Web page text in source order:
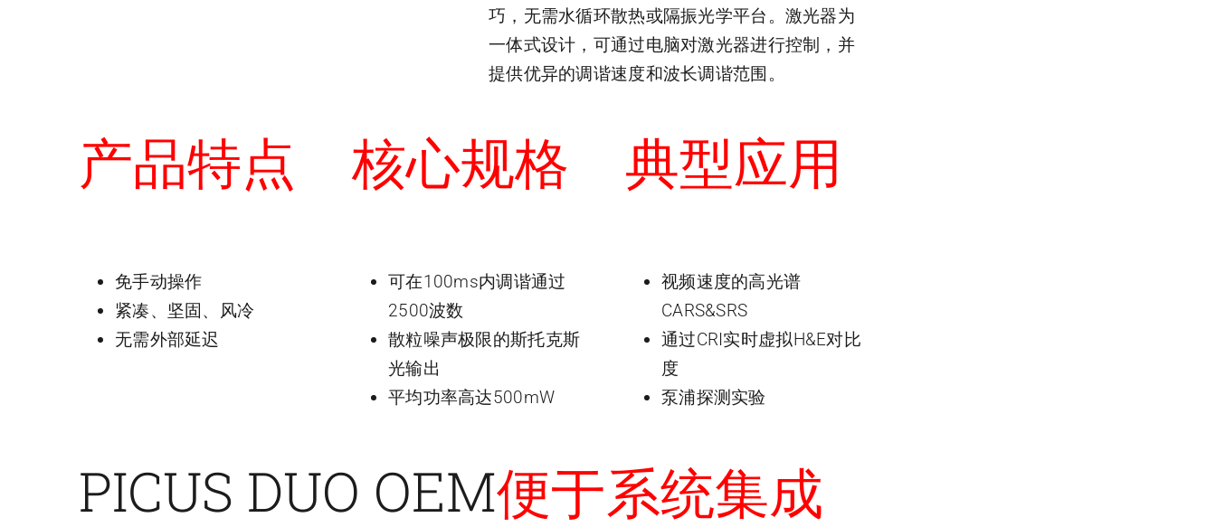
巧，无需水循环散热或隔振光学平台。激光器为
一体式设计，可通过电脑对激光器进行控制，并
提供优异的调谐速度和波长调谐范围。
产品特点
免手动操作
紧凑、坚固、风冷
无需外部延迟
核心规格
可在100ms内调谐通过
2500波数
散粒噪声极限的斯托克斯
光输出
平均功率高达500mW
典型应用
视频速度的高光谱
CARS&SRS
通过CRI实时虚拟H&E对比
度
泵浦探测实验
PICUS DUO OEM便于系统集成